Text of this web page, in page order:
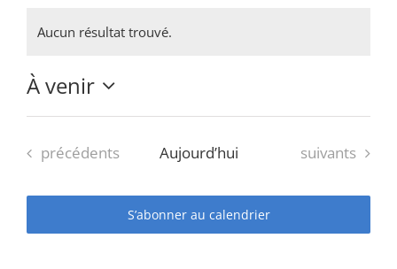
Aucun résultat trouvé.
À venir
Sélectionnez
date.
Évènements
précédents Aujourd’hui Évènements
suivants
S’abonner au calendrier